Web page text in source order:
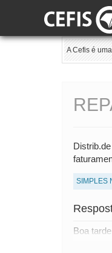
A Cefis é
SIMPLES
Boa